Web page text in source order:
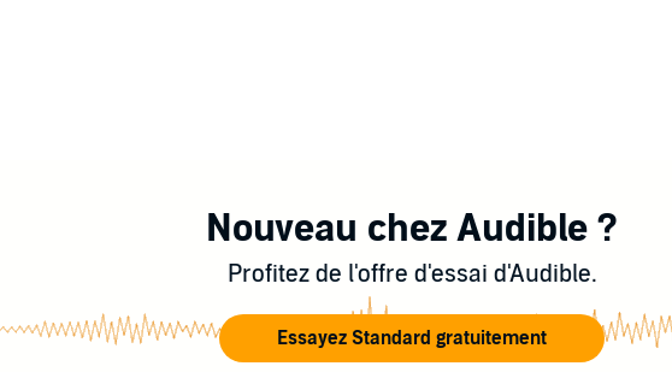
Nouveau chez Audible ?
Profitez de l'offre d'essai d'Audible.
Essayez Standard gratuitement